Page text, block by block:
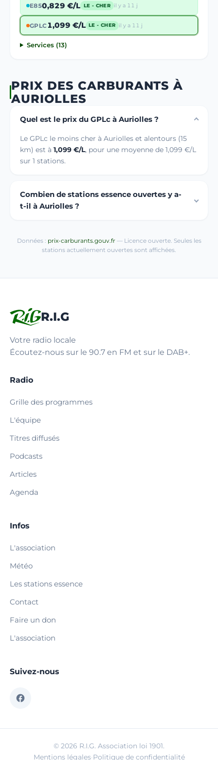
E850,829 €/L LE - CHER il y a 11 j
GPLC1,099 €/L LE - CHER il y a 11 j
Services (13)
PRIX DES CARBURANTS À
AURIOLLES
Quel est le prix du GPLc à Auriolles ?
Le GPLc le moins cher à Auriolles et alentours (15
km) est à 1,099 €/L, pour une moyenne de 1,099 €/L
sur 1 stations.
Combien de stations essence ouvertes y a-
t-il à Auriolles ?
Données : prix-carburants.gouv.fr— Licence ouverte. Seules les
stations actuellement ouvertes sont affichées.
R.I.G
Votre radio locale
Écoutez-nous sur le 90.7 en FM et sur le DAB+.
Radio
Grille des programmes
L'équipe
Titres diffusés
Podcasts
Articles
Agenda
Infos
L'association
Météo
Les stations essence
Contact
Faire un don
L'association
Suivez-nous
© 2026 R.I.G. Association loi 1901.
Mentions légales·Politique de confidentialité